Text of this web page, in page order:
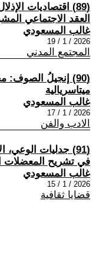
(89) اقتصاديات
العقد الاجتماعي
غالب المسعودي
2026 / 1 / 19
المجتمع المدني
(90) إنجيلُ الصوف:
ميتاسريالية
غالب المسعودي
2026 / 1 / 17
الادب والفن
(91) جدليات
في تشريح المعضلات
غالب المسعودي
2026 / 1 / 15
قضايا ثقافية